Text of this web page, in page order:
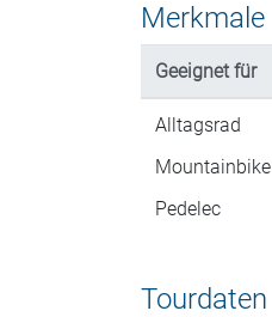
Merkmale
Geeignet für
Alltagsrad
Mountainbike
Pedelec
Tourdaten